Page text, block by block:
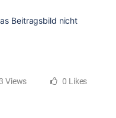
Beitragsbild nicht
Views 0 Likes